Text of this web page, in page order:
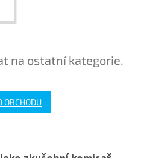
na ostatní kategorie.
OBCHODU